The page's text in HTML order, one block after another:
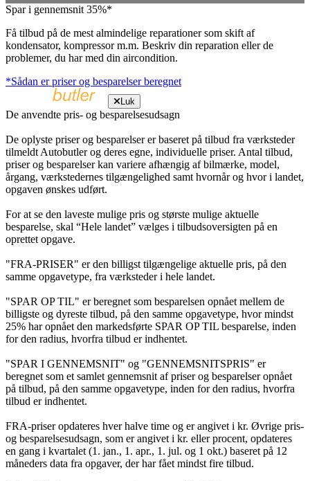
Spar i gennemsnit 35%*
Få tilbud på de mest almindelige reparationer som skift af
kondensator, kompressor m.m. Beskriv din reparation eller de
problemer, du har med din aircondition.
*Sådan er priser og besparelser beregnet
Luk
De anvendte pris- og besparelsesudsagn
De oplyste priser og besparelser er baseret på tilbud fra værksteder
tilmeldt Autobutler og deres egne, individuelle priser. Antal tilbud,
priser og besparelser kan variere afhængig af bilmærke, model,
årgang, værkstedernes tilgængelighed samt hvornår og hvor i landet,
opgaven ønskes udført.
For at se den laveste mulige pris og største mulige aktuelle
besparelse, skal “Hele landet” vælges i tilbudsoversigten på en
oprettet opgave.
"FRA-PRISER" er den billigst tilgængelige aktuelle pris, på den
samme opgavetype, fra værksteder i hele landet.
"SPAR OP TIL" er beregnet som besparelsen opnået mellem de
billigste og dyreste tilbud, på den samme opgavetype, hvor mindst
25% har opnået den markedsførte SPAR OP TIL besparelse, inden
for den radius, hvorfra tilbud er indhentet.
"SPAR I GENNEMSNIT" og "GENNEMSNITSPRIS" er
beregnet som et samlet gennemsnit af priser og besparelser opnået
på tilbud, på den samme opgavetype, inden for den radius, hvorfra
tilbud er indhentet.
FRA-priser opdateres hver halve time og er angivet i kr. Øvrige pris-
og besparelsesudsagn, som er angivet i kr. eller procent, opdateres
en gang i kvartalet (1. jan., 1. apr., 1. jul. og 1 okt.) baseret på 12
måneders data fra opgaver, der har fået mindst fire tilbud.